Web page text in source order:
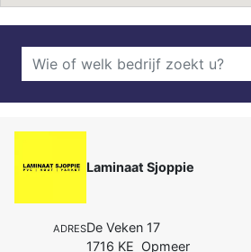
Laminaat Sjoppie
ADRESDe Veken 17
1716 KE Opmeer